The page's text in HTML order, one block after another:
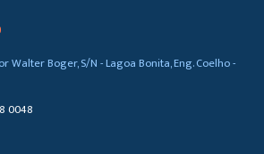
Walter Boger, S/N - Lagoa Bonita, Eng. Coelho -
0048